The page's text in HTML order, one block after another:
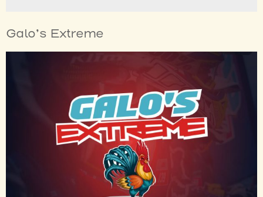
Galo’s Extreme